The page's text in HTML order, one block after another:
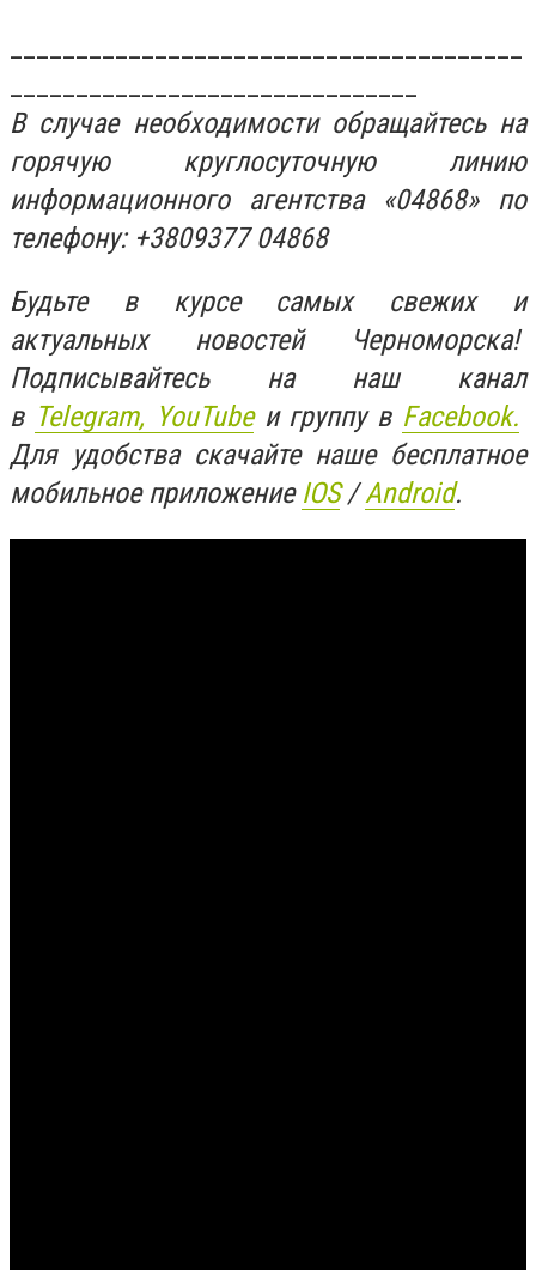
В случае необходимости обращайтесь на
горячую круглосуточную линию
информационного агентства «04868» по
телефону: +3809377 04868
Будьте в курсе самых свежих и
актуальных новостей Черноморска!
Подписывайтесь на наш канал
в Telegram, YouTubeи группу в Facebook.
Для удобства скачайте наше бесплатное
мобильное приложение IOS/Android.